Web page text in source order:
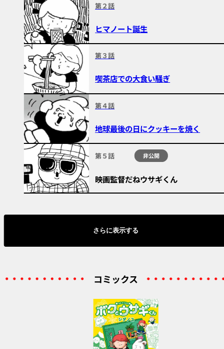
第２話
ヒマノート誕生
第３話
喫茶店での大食い騒ぎ
第４話
地球最後の日にクッキーを焼く
第５話 非公開
映画監督だねウサギくん
さらに表示する
コミックス